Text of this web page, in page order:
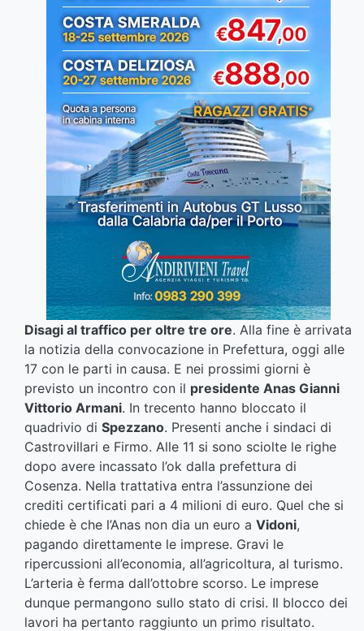
Disagi al traffico per oltre tre ore. Alla fine è arrivata
la notizia della convocazione in Prefettura, oggi alle
17 con le parti in causa. E nei prossimi giorni è
previsto un incontro con il presidente Anas Gianni
Vittorio Armani. In trecento hanno bloccato il
quadrivio di Spezzano. Presenti anche i sindaci di
Castrovillari e Firmo. Alle 11 si sono sciolte le righe
dopo avere incassato l’ok dalla prefettura di
Cosenza. Nella trattativa entra l’assunzione dei
crediti certificati pari a 4 milioni di euro. Quel che si
chiede è che l’Anas non dia un euro a Vidoni,
pagando direttamente le imprese. Gravi le
ripercussioni all’economia, all’agricoltura, al turismo.
L’arteria è ferma dall’ottobre scorso. Le imprese
dunque permangono sullo stato di crisi. Il blocco dei
lavori ha pertanto raggiunto un primo risultato.